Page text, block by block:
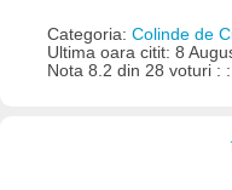
Categoria: Colinde de
Ultima oara citit: 8
Nota 8.2 din 28 voturi : :